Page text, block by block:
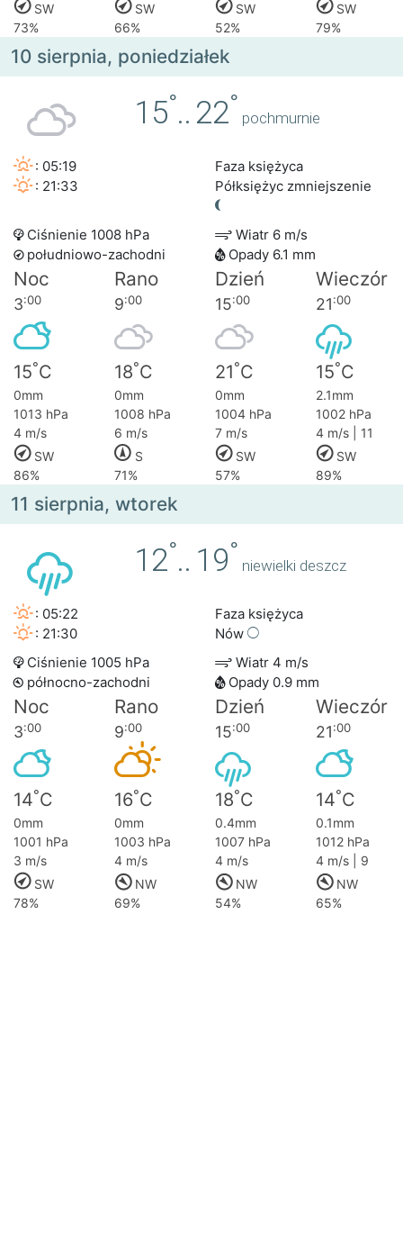
SW
SW SW
SW
73%
66% 52% 79%
10 sierpnia, poniedziałek
15°.. 22°
pochmurnie
: 05:19
: 21:33
Faza księżyca
Półksiężyc zmniejszenie
Ciśnienie 1008 hPa
Wiatr 6 m/s
południowo-zachodni
Opady 6.1 mm
Noc Rano Dzień Wieczór
3:00 9:00 15:00 21:00
15°C 18°C 21°C 15°C
0mm 0mm 0mm
2.1mm
1013 hPa
1008 hPa 1004 hPa
1002 hPa
4 m/s
6 m/s 7 m/s
4 m/s | 11
SW
S SW
SW
86%
71% 57% 89%
11 sierpnia, wtorek
12°.. 19°
niewielki deszcz
: 05:22
: 21:30
Faza księżyca
Nów
Ciśnienie 1005 hPa
Wiatr 4 m/s
północno-zachodni
Opady 0.9 mm
Noc Rano Dzień Wieczór
3:00 9:00 15:00 21:00
14°C 16°C 18°C 14°C
0mm 0mm 0.4mm
0.1mm
1001 hPa
1003 hPa 1007 hPa
1012 hPa
3 m/s
4 m/s 4 m/s
4 m/s | 9
SW
NW NW
NW
78%
69% 54% 65%